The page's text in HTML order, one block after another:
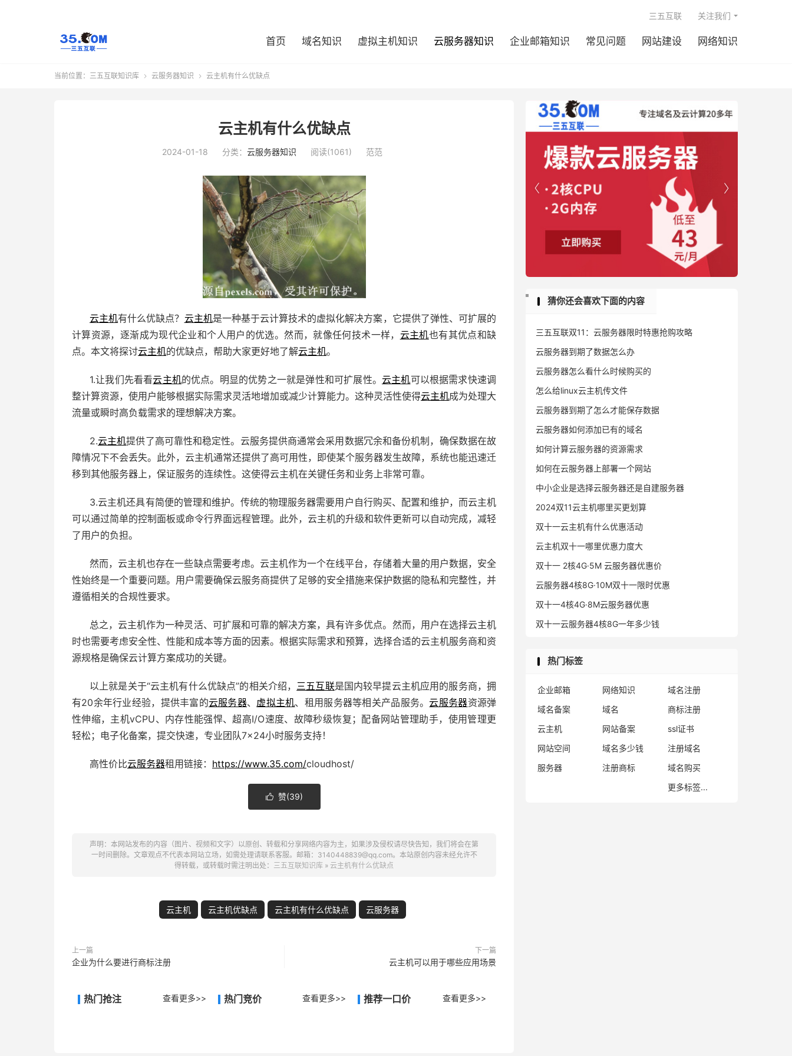
首页 域名知识 虚拟主机知识 云服务器知识 企业邮箱知识 常见问题 网站建设 网络知识
三五互联 关注我们
当前位置： 三五互联知识库  云服务器知识  云主机有什么优缺点
云主机有什么优缺点
2024-01-18 分类： 云服务器知识 阅读(1061) 范范
云主机有什么优缺点？ 云主机是一种基于云计算技术的虚拟化解决方案，它提供了弹性、可扩展的
计算资源，逐渐成为现代企业和个人用户的优选。然而，就像任何技术一样， 云主机也有其优点和缺
点。本文将探讨云主机的优缺点，帮助大家更好地了解云主机。
1.让我们先看看云主机的优点。明显的优势之一就是弹性和可扩展性。 云主机可以根据需求快速调
整计算资源，使用户能够根据实际需求灵活地增加或减少计算能力。这种灵活性使得云主机成为处理大
流量或瞬时高负载需求的理想解决方案。
2.云主机提供了高可靠性和稳定性。云服务提供商通常会采用数据冗余和备份机制，确保数据在故
障情况下不会丢失。此外，云主机通常还提供了高可用性，即使某个服务器发生故障，系统也能迅速迁
移到其他服务器上，保证服务的连续性。这使得云主机在关键任务和业务上非常可靠。
3.云主机还具有简便的管理和维护。传统的物理服务器需要用户自行购买、配置和维护，而云主机
可以通过简单的控制面板或命令行界面远程管理。此外，云主机的升级和软件更新可以自动完成，减轻
了用户的负担。
然而，云主机也存在一些缺点需要考虑。云主机作为一个在线平台，存储着大量的用户数据，安全
性始终是一个重要问题。用户需要确保云服务商提供了足够的安全措施来保护数据的隐私和完整性，并
遵循相关的合规性要求。
总之，云主机作为一种灵活、可扩展和可靠的解决方案，具有许多优点。然而，用户在选择云主机
时也需要考虑安全性、性能和成本等方面的因素。根据实际需求和预算，选择合适的云主机服务商和资
源规格是确保云计算方案成功的关键。
以上就是关于“云主机有什么优缺点”的相关介绍， 三五互联是国内较早提云主机应用的服务商，拥
有20余年行业经验，提供丰富的云服务器、 虚拟主机、租用服务器等相关产品服务。云服务器资源弹
性伸缩，主机vCPU、内存性能强悍、超高I/O速度、故障秒级恢复；配备网站管理助手，使用管理更
轻松；电子化备案，提交快速，专业团队7×24小时服务支持！
高性价比云服务器租用链接： https://www.35.com/cloudhost/
 赞(39)
声明：本网站发布的内容（图片、视频和文字）以原创、转载和分享网络内容为主，如果涉及侵权请尽快告知，我们将会在第
一时间删除。文章观点不代表本网站立场，如需处理请联系客服。邮箱：3140448839@qq.com。本站原创内容未经允许不
得转载，或转载时需注明出处： 三五互联知识库 » 云主机有什么优缺点
云主机 云主机优缺点 云主机有什么优缺点 云服务器
上一篇
企业为什么要进行商标注册
下一篇
云主机可以用于哪些应用场景
热门抢注 查看更多>> 热门竞价 查看更多>> 推荐一口价 查看更多>>


猜你还会喜欢下面的内容
三五互联双11：云服务器限时特惠抢购攻略
云服务器到期了数据怎么办
云服务器怎么看什么时候购买的
怎么给linux云主机传文件
云服务器到期了怎么才能保存数据
云服务器如何添加已有的域名
如何计算云服务器的资源需求
如何在云服务器上部署一个网站
中小企业是选择云服务器还是自建服务器
2024双11云主机哪里买更划算
双十一云主机有什么优惠活动
云主机双十一哪里优惠力度大
双十一 2核4G·5M 云服务器优惠价
云服务器4核8G·10M双十一限时优惠
双十一4核4G·8M云服务器优惠
双十一云服务器4核8G一年多少钱
热门标签
企业邮箱 网络知识
域名注册
域名备案
域名
商标注册
云主机
网站备案
ssl证书
网站空间
域名多少钱
注册域名
服务器
注册商标
域名购买
更多标签...